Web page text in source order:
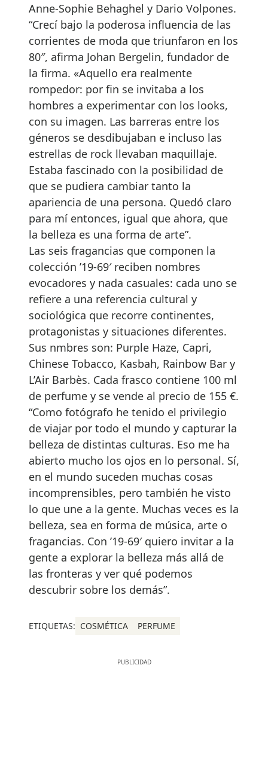
Anne-Sophie Behaghel y Dario Volpones.
“Crecí bajo la poderosa influencia de las
corrientes de moda que triunfaron en los
80″, afirma Johan Bergelin, fundador de
la firma. «Aquello era realmente
rompedor: por fin se invitaba a los
hombres a experimentar con los looks,
con su imagen. Las barreras entre los
géneros se desdibujaban e incluso las
estrellas de rock llevaban maquillaje.
Estaba fascinado con la posibilidad de
que se pudiera cambiar tanto la
apariencia de una persona. Quedó claro
para mí entonces, igual que ahora, que
la belleza es una forma de arte”.
Las seis fragancias que componen la
colección ’19-69′ reciben nombres
evocadores y nada casuales: cada uno se
refiere a una referencia cultural y
sociológica que recorre continentes,
protagonistas y situaciones diferentes.
Sus nmbres son: Purple Haze, Capri,
Chinese Tobacco, Kasbah, Rainbow Bar y
L’Air Barbès. Cada frasco contiene 100 ml
de perfume y se vende al precio de 155 €.
“Como fotógrafo he tenido el privilegio
de viajar por todo el mundo y capturar la
belleza de distintas culturas. Eso me ha
abierto mucho los ojos en lo personal. Sí,
en el mundo suceden muchas cosas
incomprensibles, pero también he visto
lo que une a la gente. Muchas veces es la
belleza, sea en forma de música, arte o
fragancias. Con ’19-69′ quiero invitar a la
gente a explorar la belleza más allá de
las fronteras y ver qué podemos
descubrir sobre los demás”.
ETIQUETAS: COSMÉTICA PERFUME